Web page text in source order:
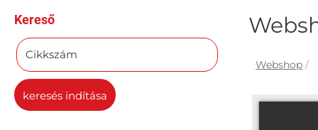
Kereső
Cikkszám
keresés indítása
Webshop /